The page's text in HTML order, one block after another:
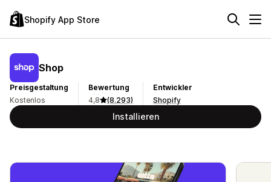
Shopify App Store
Shop
Preisgestaltung
Kostenlos
Bewertung
4,8
(8.293)
Entwickler
Shopify
Installieren